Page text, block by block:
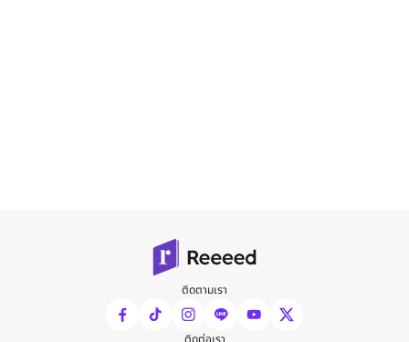
ติดตามเรา
ติดต่อเรา